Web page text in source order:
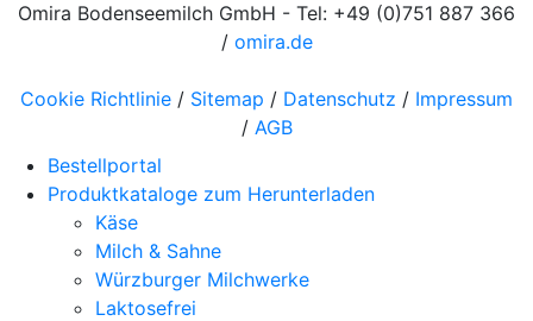
Omira Bodenseemilch GmbH - Tel: +49 (0)751 887 366
/ omira.de
Cookie Richtlinie / Sitemap / Datenschutz / Impressum
/ AGB
Bestellportal
Produktkataloge zum Herunterladen
Käse
Milch & Sahne
Würzburger Milchwerke
Laktosefrei